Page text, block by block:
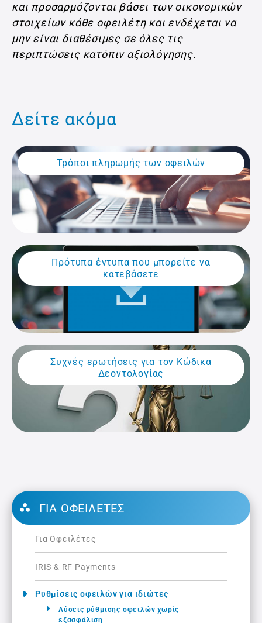
και προσαρμόζονται βάσει των οικονομικών
στοιχείων κάθε οφειλέτη και ενδέχεται να
μην είναι διαθέσιμες σε όλες τις
περιπτώσεις κατόπιν αξιολόγησης.
Δείτε ακόμα
Τρόποι πληρωμής των οφειλών
Πρότυπα έντυπα που μπορείτε να
κατεβάσετε
Συχνές ερωτήσεις για τον Κώδικα
Δεοντολογίας
ΓΙΑ ΟΦΕΙΛΈΤΕΣ
Για Οφειλέτες
IRIS & RF Payments
Ρυθμίσεις οφειλών για ιδιώτες
Λύσεις ρύθμισης οφειλών χωρίς
εξασφάλιση